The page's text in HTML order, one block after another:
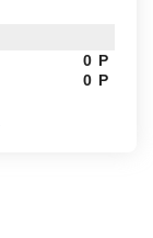
0 Р
0 Р